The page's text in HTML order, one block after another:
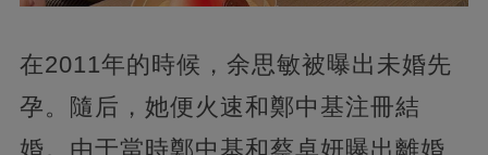
在2011年的時候，余思敏被曝出未婚先
孕。隨后，她便火速和鄭中基注冊結
婚。由于當時鄭中基和蔡卓妍曝出離婚